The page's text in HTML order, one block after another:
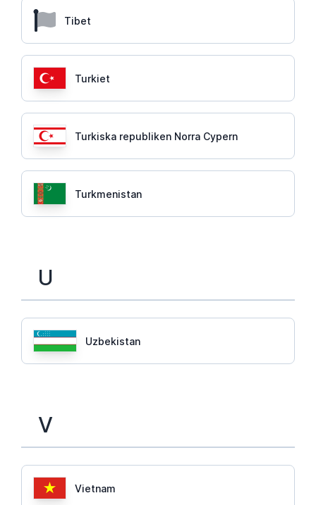
Tibet
Turkiet
Turkiska republiken Norra Cypern
Turkmenistan
U
Uzbekistan
V
Vietnam